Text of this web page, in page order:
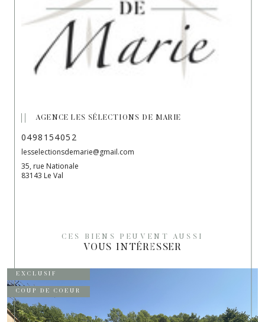
AGENCE LES SÉLECTIONS DE MARIE
0498154052
lesselectionsdemarie@gmail.com
35, rue Nationale
83143 Le Val
CES BIENS PEUVENT AUSSI
VOUS INTÉRESSER
EXCLUSIF
COUP DE COEUR